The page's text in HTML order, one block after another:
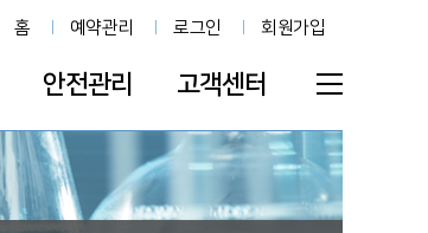
홈 예약관리 로그인 회원가입
안전관리 고객센터